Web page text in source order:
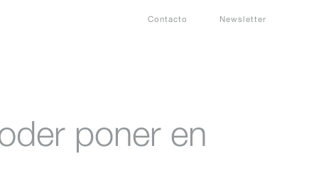
Newsletter
Contacto
poner en